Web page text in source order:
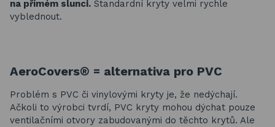
na přímém slunci. Standardní kryty velmi rychle
vyblednout.
AeroCovers® = alternativa pro PVC
Problém s PVC či vinylovými kryty je, že nedýchají.
Ačkoli to výrobci tvrdí, PVC kryty mohou dýchat pouze
ventilačními otvory zabudovanými do těchto krytů. Ale